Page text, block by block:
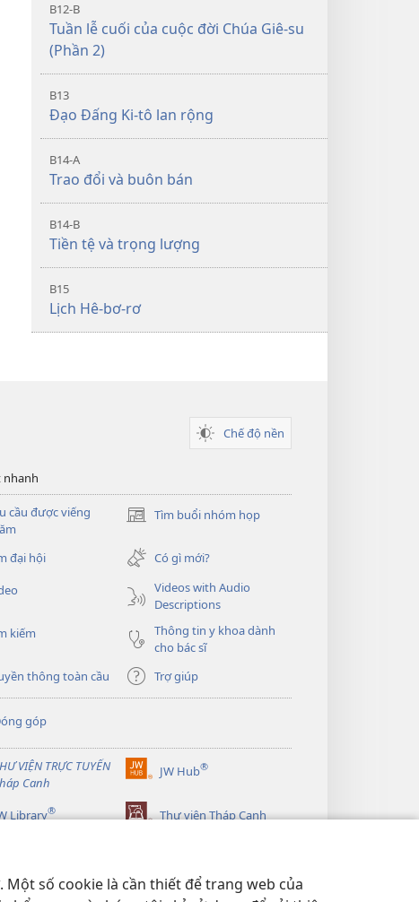
số cookie là cần thiết để trang web của
B12-B
Tuần lễ cuối của cuộc đời Chúa Giê-su
(Phần 2)
B13
Đạo Đấng Ki-tô lan rộng
B14-A
Trao đổi và buôn bán
B14-B
Tiền tệ và trọng lượng
B15
Lịch Hê-bơ-rơ
Chế độ nền
nhanh
cầu được viếng
Tìm buổi nhóm họp
(mở
sổ
đại hội
Có gì mới?
Videos with Audio
Descriptions
kiếm
Thông tin y khoa dành
cho bác sĩ
thông toàn cầu
Trợ giúp
góp
VIỆN TRỰC TUYẾN
Canh
JW Hub®
(mở
sổ
Library® Thư viện Tháp Canh